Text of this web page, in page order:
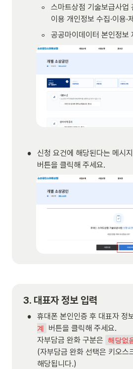
◦
스마트상점 기술보급사업
이용 개인정보 수집·이용·
◦ 공공마이데이터 본인정보
• 신청 요건에 해당된다는 메시
버튼을 클릭해 주세요.
3. 대표자 정보 입력
• 휴대폰 본인인증 후 대표자 정
계
버튼을 클릭해 주세요.
자부담금 완화 구분은
해당없
(자부담금 완화 선택은 키오스
해당됩니다.)